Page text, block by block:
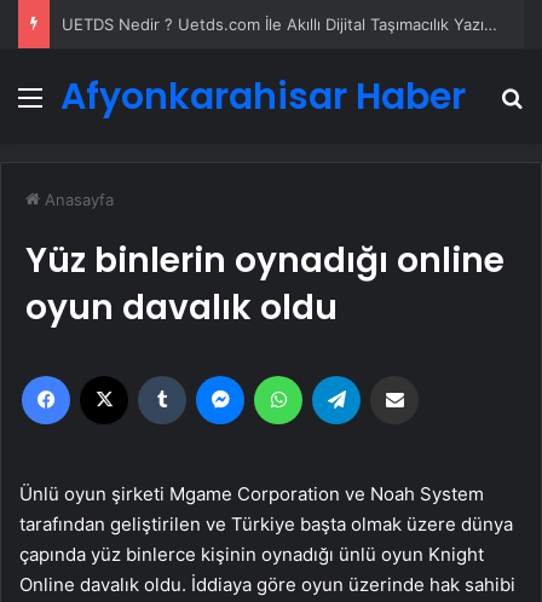
UETDS Nedir ? Uetds.com İle Akıllı Dijital Taşımacılık Yazılımı
Menü
Afyonkarahisar Haber
Anasayfa
Yüz binlerin oynadığı online
oyun davalık oldu
Facebook Tumblr MessengerWhatsApp
Ünlü oyun şirketi Mgame Corporation ve Noah System
tarafından geliştirilen ve Türkiye başta olmak üzere dünya
çapında yüz binlerce kişinin oynadığı ünlü oyun Knight
Online davalık oldu. İddiaya göre oyun üzerinde hak sahibi